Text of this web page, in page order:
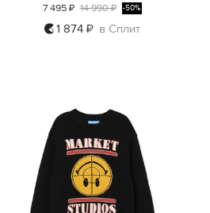
31 36
7 495 ₽ 14 990 ₽ -50%
1 874 ₽ в Сплит